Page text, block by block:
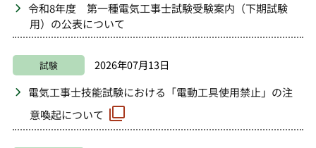
令和8年度 第一種電気工事士試験受験案内（下期試験
用）の公表について
試験
2026年07月13日
電気工事士技能試験における「電動工具使用禁止」の注
意喚起について